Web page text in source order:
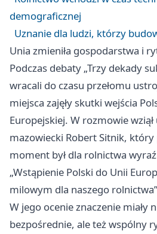
demograficznej
Uznanie dla ludzi, którzy
Unia zmieniła gospodarstwa i
Podczas debaty „Trzy dekady
wracali do czasu przełomu
miejsca zajęły skutki wejścia
Europejskiej. W rozmowie
mazowiecki Robert Sitnik, który
moment był dla rolnictwa
„Wstąpienie Polski do Unii
milowym dla naszego
W jego ocenie znaczenie miały
bezpośrednie, ale też wspólny